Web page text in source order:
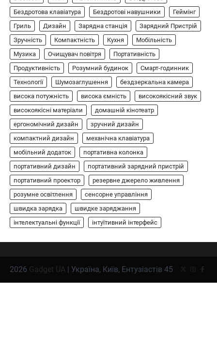
5
SE 2.4G для Xbox
В'ячеслав 2024-09-03
8BitDo Lite SE 2.4G — це компактний
бездротовий контролер, розроблений
спеціально для Xbox. Завдяки своєму…
1
АУДІО КОЛОНКИ
Бездротова колонка LG XBOOM Go
XG2T
В'ячеслав 2024-09-07
LG XBOOM Go XG2T — це компактна
бездротова колонка, яка поєднує в собі
потужний звук…
2
ЗАРЯДНІ ПРИСТРОЇ
Портативна зарядна станція Yoshino
Power B330 SST
В'ячеслав 2024-09-06
Yoshino Power B330 SST — це
станція з твердотільною батареєю (SST) та…
Розумні сонячні прожектори AiDot
Linkind
Бездротова клавіатура
Бездротові навушники
Геймінг
Гриль
Дизайн Зарядна станція
Зарядний Пристрій
Зручність
Компактність Кухня
Мобільність
Музика
Очищувач повітря
Портативність
Продуктивність
Розумний будинок
Смарт-годинник
Технології
Шумозаглушення
бездзеркальна камера
висока потужність
висока ємність
високоякісний звук
високоякісні матеріали
домашній кінотеатр
ергономічний дизайн
зручний дизайн
компактний дизайн
механічна клавіатура
мобільний додаток
портативна колонка
портативний дизайн
портативний зарядний пристрій
портативний проектор
резервне джерело живлення
розумне освітлення
сенсорне управління
швидка зарядка
швидке заряджання
інтелектуальні функції
інтуїтивний інтерфейс
2026 Gadget UA | Україна, Київ, Ентузіастів 45 Twitter